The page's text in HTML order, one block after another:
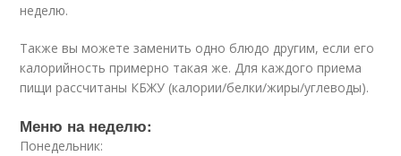
неделю.
Также вы можете заменить одно блюдо другим, если его
калорийность примерно такая же. Для каждого приема
пищи рассчитаны КБЖУ (калории/белки/жиры/углеводы).
Меню на неделю:
Понедельник: